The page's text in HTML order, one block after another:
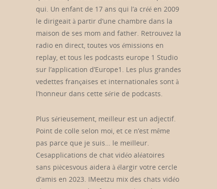
qui. Un enfant de 17 ans qui l’a créé en 2009
le dirigeait à partir d’une chambre dans la
maison de ses mom and father. Retrouvez la
radio en direct, toutes vos émissions en
replay, et tous les podcasts europe 1 Studio
sur l’application d’Europe1. Les plus grandes
vedettes françaises et internationales sont à
l’honneur dans cette série de podcasts.
Plus sérieusement, meilleur est un adjectif.
Point de colle selon moi, et ce n’est même
pas parce que je suis… le meilleur.
Cesapplications de chat vidéo aléatoires
sans piècesvous aidera à élargir votre cercle
d’amis en 2023. IMeetzu mix des chats vidéo